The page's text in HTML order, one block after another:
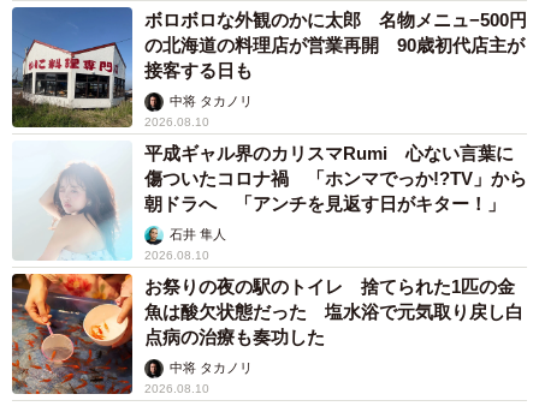
ボロボロな外観のかに太郎 名物メニュ−500円
の北海道の料理店が営業再開 90歳初代店主が
接客する日も
中将 タカノリ
2026.08.10
平成ギャル界のカリスマRumi 心ない言葉に
傷ついたコロナ禍 「ホンマでっか!?TV」から
朝ドラへ 「アンチを見返す日がキター！」
石井 隼人
2026.08.10
お祭りの夜の駅のトイレ 捨てられた1匹の金
魚は酸欠状態だった 塩水浴で元気取り戻し白
点病の治療も奏功した
中将 タカノリ
2026.08.10